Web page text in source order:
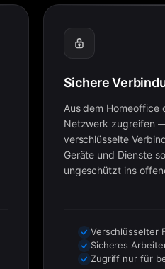
Sichere
Aus dem Homeoffice
Netzwerk zugreifen
verschlüsselte
Geräte und Dienste
ungeschützt ins
Verschlüsselter
Sicheres
Zugriff nur für